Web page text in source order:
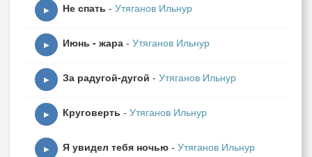
Но мы не можем выйти из этого мира
Это реальность
Это реальность в мире снов...
начало июня 1996 г. Рунь Ли
▶ Не спать - Утяганов Ильнур
▶ Июнь - жара - Утяганов Ильнур
▶ За радугой-дугой - Утяганов Ильнур
▶ Круговерть - Утяганов Ильнур
▶ Я увидел тебя ночью - Утяганов Ильнур